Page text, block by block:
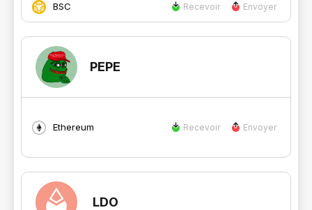
BSC Recevoir Envoyer
PEPE
Ethereum Recevoir Envoyer
LDO